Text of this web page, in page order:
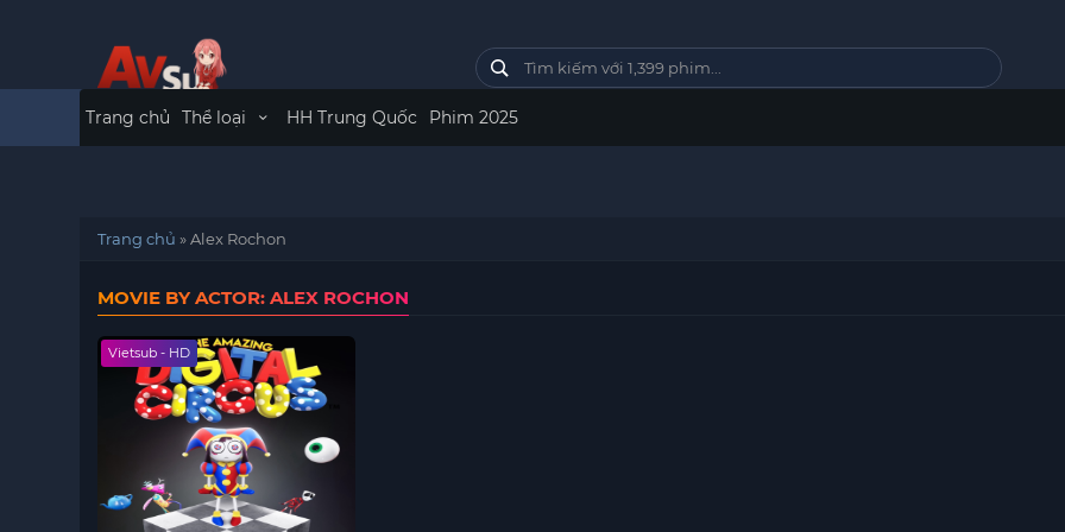
Trang chủ Thể loại HH Trung Quốc Phim 2025
Trang chủ »Alex Rochon
MOVIE BY ACTOR: ALEX ROCHON
Vietsub - HD